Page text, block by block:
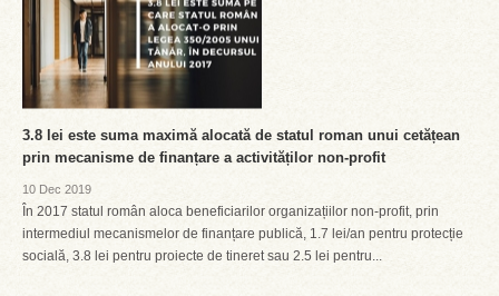
3.8 lei este suma maximă alocată de statul roman unui cetățean
prin mecanisme de finanțare a activităților non-profit
10 Dec 2019
În 2017 statul român aloca beneficiarilor organizațiilor non-profit, prin
intermediul mecanismelor de finanțare publică, 1.7 lei/an pentru protecție
socială, 3.8 lei pentru proiecte de tineret sau 2.5 lei pentru...